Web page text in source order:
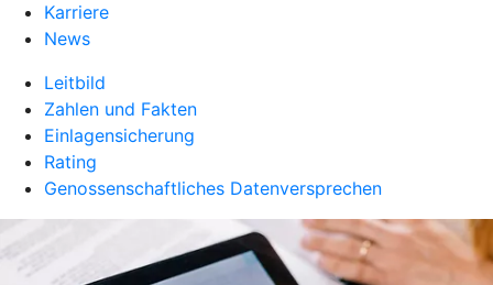
Karriere
News
Leitbild
Zahlen und Fakten
Einlagensicherung
Rating
Genossenschaftliches Datenversprechen